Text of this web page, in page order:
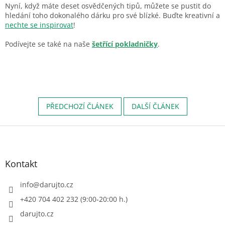
Nyní, když máte deset osvědčených tipů, můžete se pustit do
hledání toho dokonalého dárku pro své blízké. Buďte kreativní a
nechte se inspirovat!
Podívejte se také na naše šetřící pokladničky.
PŘEDCHOZÍ ČLÁNEK DALŠÍ ČLÁNEK
Z
Kontakt
info@darujto.cz
+420 704 402 232 (9:00-20:00 h.)
darujto.cz